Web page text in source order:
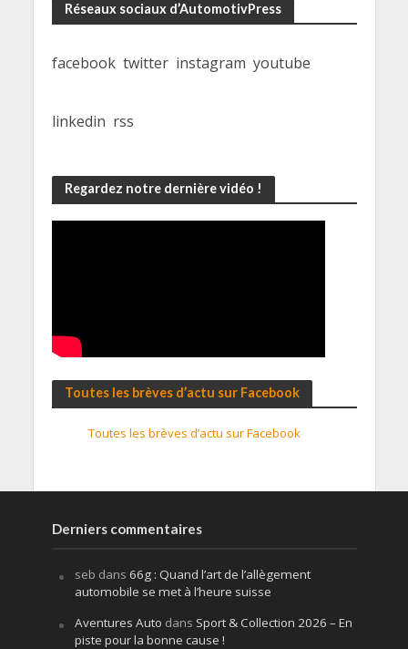
Réseaux sociaux d’AutomotivPress
facebook twitter instagram youtube
linkedin rss
Regardez notre dernière vidéo !
Toutes les brèves d’actu sur Facebook
Toutes les brèves d’actu sur Facebook
Derniers commentaires
seb dans 66g : Quand l’art de l’allègement
automobile se met à l’heure suisse
Aventures Auto dans Sport & Collection 2026 – En
piste pour la bonne cause !